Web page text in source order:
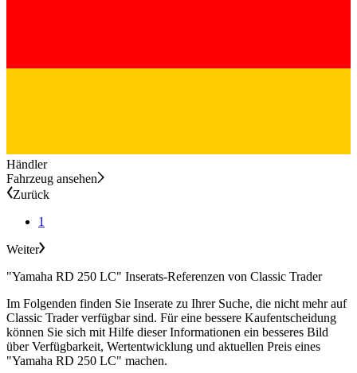
Händler
Fahrzeug ansehen
Zurück
1
Weiter
"Yamaha RD 250 LC" Inserats-Referenzen von Classic Trader
Im Folgenden finden Sie Inserate zu Ihrer Suche, die nicht mehr auf
Classic Trader verfügbar sind. Für eine bessere Kaufentscheidung
können Sie sich mit Hilfe dieser Informationen ein besseres Bild
über Verfügbarkeit, Wertentwicklung und aktuellen Preis eines
"Yamaha RD 250 LC" machen.